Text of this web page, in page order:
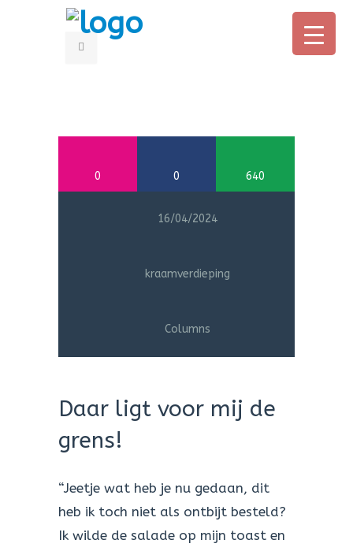
PROFESSIONALS
AANMELDEN ONLINE CURSUS
0 0 640
16/04/2024
kraamverdieping
Columns
Daar ligt voor mij de
grens!
“Jeetje wat heb je nu gedaan, dit
heb ik toch niet als ontbijt besteld?
Ik wilde de salade op mijn toast en